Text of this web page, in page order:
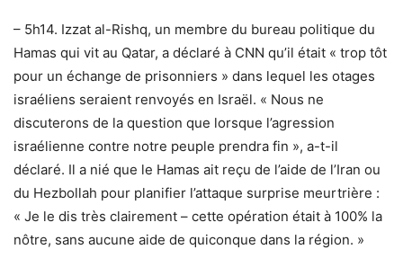
– 5h14. Izzat al-Rishq, un membre du bureau politique du
Hamas qui vit au Qatar, a déclaré à CNN qu’il était « trop tôt
pour un échange de prisonniers » dans lequel les otages
israéliens seraient renvoyés en Israël. « Nous ne
discuterons de la question que lorsque l’agression
israélienne contre notre peuple prendra fin », a-t-il
déclaré. Il a nié que le Hamas ait reçu de l’aide de l’Iran ou
du Hezbollah pour planifier l’attaque surprise meurtrière :
« Je le dis très clairement – cette opération était à 100% la
nôtre, sans aucune aide de quiconque dans la région. »